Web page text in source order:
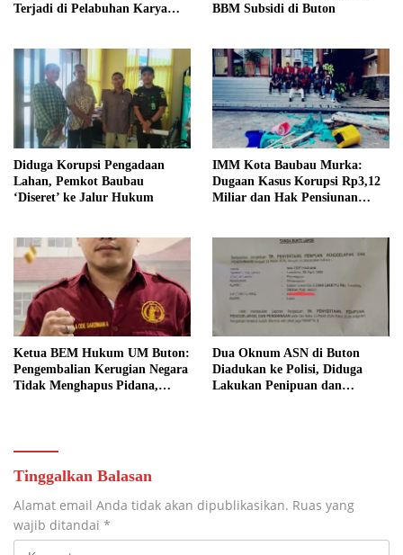
Terjadi di Pelabuhan Karya
BBM Subsidi di Buton
Diduga Korupsi Pengadaan
Lahan, Pemkot Baubau
‘Diseret’ ke Jalur Hukum
IMM Kota Baubau Murka:
Dugaan Kasus Korupsi Rp3,12
Miliar dan Hak Pensiunan
Ketua BEM Hukum UM Buton:
Pengembalian Kerugian Negara
Tidak Menghapus Pidana,
Dua Oknum ASN di Buton
Diadukan ke Polisi, Diduga
Lakukan Penipuan dan
Tinggalkan Balasan
Alamat email Anda tidak akan dipublikasikan. Ruas yang
wajib ditandai *